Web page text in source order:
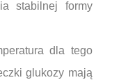
stabilnej formy
dla tego
glukozy mają